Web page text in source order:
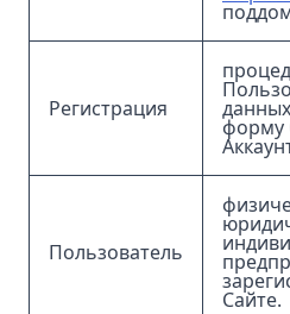
Регистрация
форму
Пользователь
Сайте.